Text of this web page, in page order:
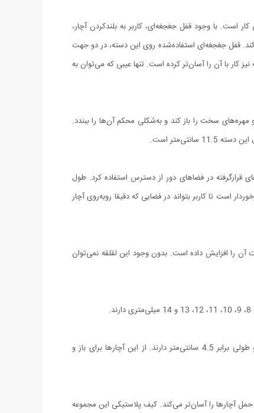
است. با وجود قفل جغجغه‌ای، کاربر به بلندکردن آچار،
قفل جغجغه‌ای استفاده‌شده روی این دسته، در دو جهت
با آن را آسان‌تر کرده است. تنها عیبی که می‌توان به
مهره‌های سخت را باز کند و به‌شکلی محکم آن‌ها را ببندد.
قرارگرفته در فضاهای دور از دسترس استفاده کرد. طول
برخوردار است تا کاربر بتواند در فضایی که دقیقا روبه‌روی آچار
آن را افزایش داده است. بدون وجود این لقلقه نمی‌توان
در کنار این مجموعه، آچارهای آلن نیز عرضه می‌شوند. برای کار با این سه آچار آلن به دسته‌ی آچارها نیازی ندارید. این آچارهای آلن سایزی کوچک و طولی برابر 4.5 سانتی‌متر دارند. از این آچارها برای باز و
دارد و حمل آچارها را آسان‌تر می‌کند. کیف پلاستیکی این مجموعه